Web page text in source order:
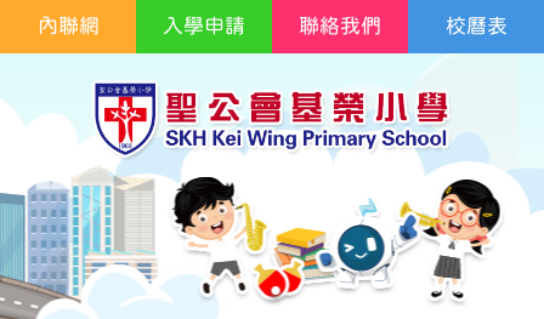
校曆表
內聯網 入學申請 聯絡我們